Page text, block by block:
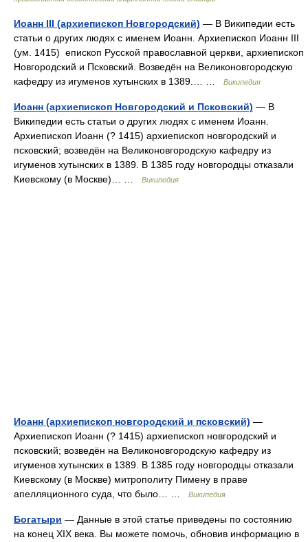
Иоанн III (архиепископ Новгородский) — В Википедии есть
статьи о других людях с именем Иоанн. Архиепископ Иоанн III
(ум. 1415) епископ Русской православной церкви, архиепископ
Новгородский и Псковский. Возведён на Великоновгородскую
кафедру из игуменов хутынских в 1389.… …
Википедия
Иоанн (архиепископ Новгородский и Псковский) — В
Википедии есть статьи о других людях с именем Иоанн.
Архиепископ Иоанн (? 1415) архиепископ новгородский и
псковский; возведён на Великоновгородскую кафедру из
игуменов хутынских в 1389. В 1385 году новгородцы отказали
Киевскому (в Москве)… …
Википедия
Иоанн (архиепископ новгородский и псковский) —
Архиепископ Иоанн (? 1415) архиепископ новгородский и
псковский; возведён на Великоновгородскую кафедру из
игуменов хутынских в 1389. В 1385 году новгородцы отказали
Киевскому (в Москве) митрополиту Пимену в праве
апелляционного суда, что было… …
Википедия
Богатыри — Данные в этой статье приведены по состоянию
на конец XIX века. Вы можете помочь, обновив информацию в